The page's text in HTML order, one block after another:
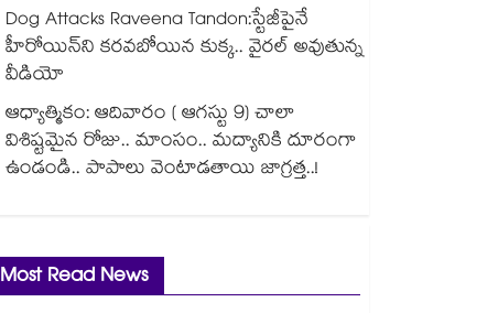
Dog Attacks Raveena Tandon:స్టేజీపైనే
హీరోయిన్⁬ని కరవబోయిన కుక్క.. వైరల్ అవుతున్న
వీడియో
ఆధ్యాత్మికం: ఆదివారం ( ఆగస్టు 9) చాలా
విశిష్టమైన రోజు.. మాంసం.. మద్యానికి దూరంగా
ఉండండి.. పాపాలు వెంటాడతాయి జాగ్రత్త..!
Most Read News